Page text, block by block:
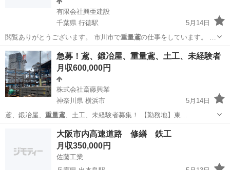
有限会社興亜建設
千葉県 行徳駅
5月14日
閲覧ありがとうございます。 市川市で重量鳶の仕事をしています。 今
回、一緒に働…
千葉 市川市 行徳駅 鳶職 未経験
急募！鳶、鍛冶屋、重量鳶、土工、未経験者
月収600,000円
株式会社斎藤興業
神奈川県 横浜市
5月14日
鳶、鍛冶屋、 重量鳶 、土工、未経験者募集！ 【勤務地】東…
土木 重量鳶
大阪市内高速道路 修繕 鉄工
月収350,000円
佐藤工業